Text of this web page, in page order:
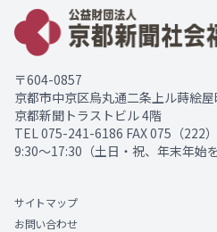
〒604-0857
京都市中京区烏丸通二条上ル蒔絵
京都新聞トラストビル 4階
TEL 075-241-6186 FAX 075（222
9:30～17:30（土日・祝、年末年始を
サイトマップ
お問い合わせ